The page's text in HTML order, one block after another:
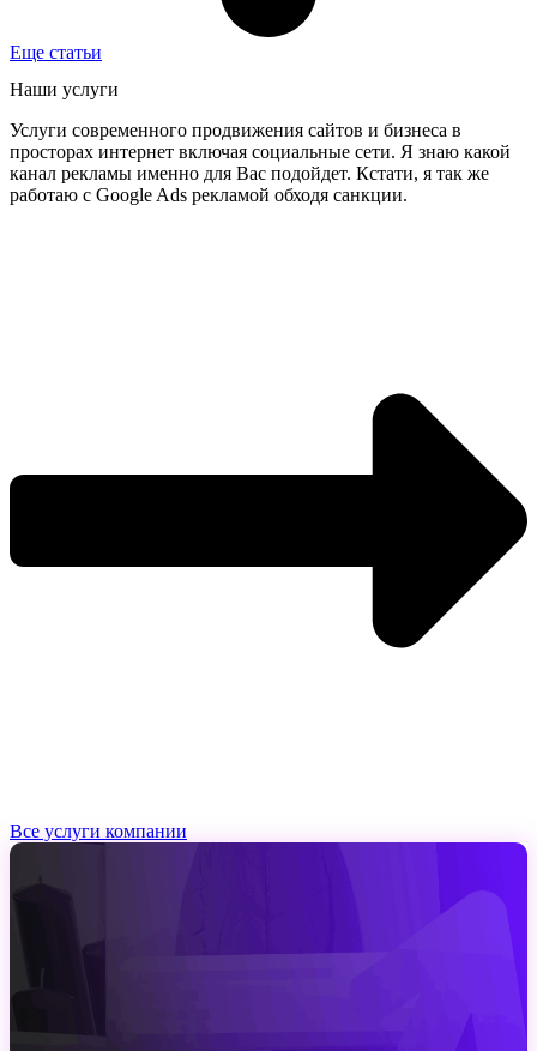
Еще статьи
Наши услуги
Услуги современного продвижения сайтов и бизнеса в
просторах интернет включая социальные сети. Я знаю какой
канал рекламы именно для Вас подойдет. Кстати, я так же
работаю с Google Ads рекламой обходя санкции.
Все услуги компании